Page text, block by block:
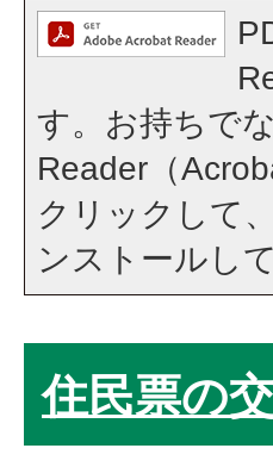
す。お持ちで
Reader（
クリックして
ンストールし
住民票の